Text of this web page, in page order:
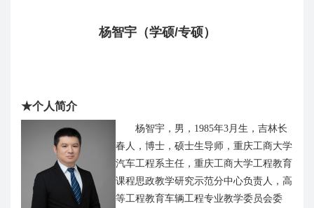
杨智宇（学硕/专硕）
★个人简介
杨智宇 ， 男， 1985年3月生，吉林长
春人，博士 ，硕士生导师， 重庆工商大学
汽车工程系主任 ， 重庆工商大学工程教育
课程思政教学研究示范分中心负责人 ，高
等工程教育车辆工程专业教学委员会委